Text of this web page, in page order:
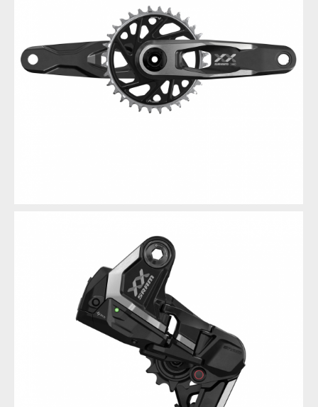
Novinka: Sram XX DH Transmission - Eagle pro sjezdaře
Novinka: Sram XX DH Transmission - Eagle pro sjezdaře
Novinka: Sram XX DH Transmission - Eagle pro sjezdaře
Novinka: Sram XX DH Transmission - Eagle pro sjezdaře
Novinka: Sram XX DH Transmission - Eagle pro sjezdaře